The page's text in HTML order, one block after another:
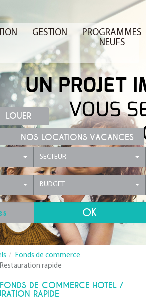
GESTION
PROGRAMMES
NEUFS
LOUER
NOS LOCATIONS VACANCES
SECTEUR
BUDGET
Fonds de commerce
Restauration rapide
DE COMMERCE HOTEL /
RAPIDE